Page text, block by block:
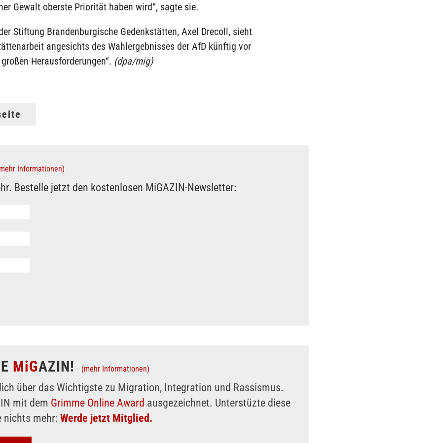
Gewalt oberste Priorität haben wird“, sagte sie.
Stiftung Brandenburgische Gedenkstätten, Axel Drecoll, sieht
angesichts des Wahlergebnisses der AfD künftig vor
Herausforderungen“. (dpa/mig)
Informationen)
Bestelle jetzt den kostenlosen MiGAZIN-Newsletter:
MiGAZIN! (mehr Informationen)
über das Wichtigste zu Migration, Integration und Rassismus.
mit dem Grimme Online Award ausgezeichnet. Unterstüzte diese
nichts mehr: Werde jetzt Mitglied.